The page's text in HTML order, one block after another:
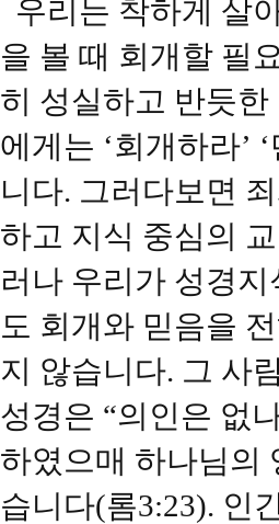
우리는 착하게 살
을 볼 때 회개할 필
히 성실하고 반듯
에게는 ‘회개하라’
니다. 그러다보면
하고 지식 중심의
러나 우리가 성경
도 회개와 믿음을
지 않습니다. 그 사
성경은 “의인은 없
하였으매 하나님의
습니다(롬3:23). 인